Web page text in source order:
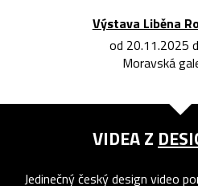
Výstava Liběna
od 20.11.2025
Moravská
VIDEA Z
Jedinečný český design video